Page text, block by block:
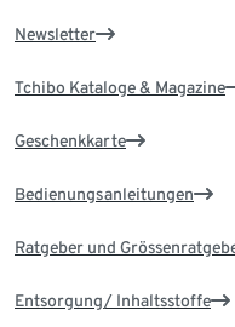
Newsletter
Tchibo Kataloge & Magazine
Geschenkkarte
Bedienungsanleitungen
Ratgeber und
Entsorgung/ Inhaltsstoffe